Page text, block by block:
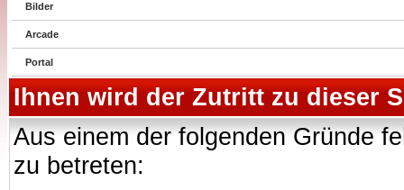
Bilder
Arcade
Portal
Ihnen wird der Zutritt zu dieser
Aus einem der folgenden Gründe
zu betreten: